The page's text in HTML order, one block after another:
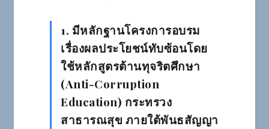
1. มีหลักฐานโครงการอบรม
เรื่องผลประโยชน์ทับซ้อนโดย
ใช้หลักสูตรต้านทุจริตศึกษา
(Anti-Corruption
Education) กระทรวง
สาธารณสุข ภายใต้พันธสัญญา